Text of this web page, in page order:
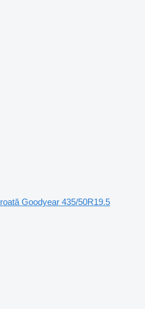
roată Goodyear 435/50R19.5